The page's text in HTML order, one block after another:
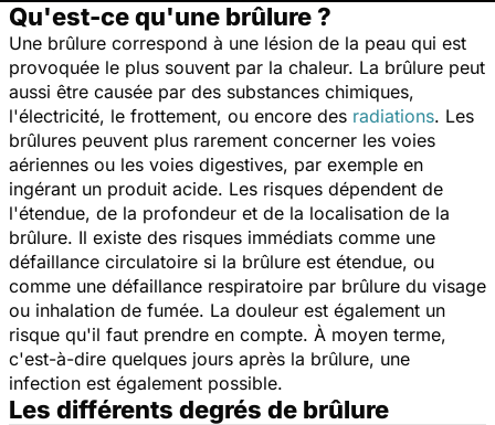
Qu'est-ce qu'une brûlure ?
Une brûlure correspond à une lésion de la peau qui est
provoquée le plus souvent par la chaleur. La brûlure peut
aussi être causée par des substances chimiques,
l'électricité, le frottement, ou encore des radiations. Les
brûlures peuvent plus rarement concerner les voies
aériennes ou les voies digestives, par exemple en
ingérant un produit acide. Les risques dépendent de
l'étendue, de la profondeur et de la localisation de la
brûlure. Il existe des risques immédiats comme une
défaillance circulatoire si la brûlure est étendue, ou
comme une défaillance respiratoire par brûlure du visage
ou inhalation de fumée. La douleur est également un
risque qu'il faut prendre en compte. À moyen terme,
c'est-à-dire quelques jours après la brûlure, une
infection est également possible.
Les différents degrés de brûlure